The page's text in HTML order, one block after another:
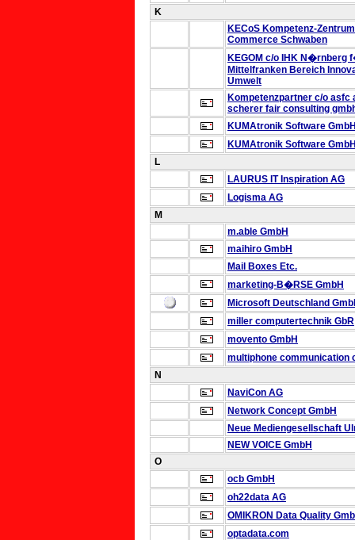
K
KECoS Kompetenz-
Commerce Schwaben
KEGOM c/o IHK N�rnberg
Mittelfranken Bereich
Umwelt
Kompetenzpartner c/o asfc
scherer fair consulting
KUMAtronik Software
KUMAtronik Software
L
LAURUS IT Inspiration AG
Logisma AG
M
m.able GmbH
maihiro GmbH
Mail Boxes Etc.
marketing-B�RSE GmbH
Microsoft Deutschland
miller computertechnik GbR
movento GmbH
multiphone communication
N
NaviCon AG
Network Concept GmbH
Neue Mediengesellschaft
NEW VOICE GmbH
O
ocb GmbH
oh22data AG
OMIKRON Data Quality
optadata.com